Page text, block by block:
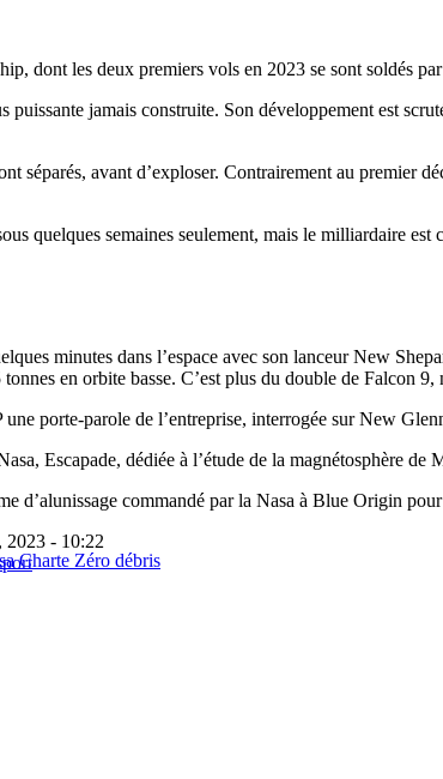
dont les deux premiers vols en 2023 se sont soldés
puissante jamais construite. Son développement est
séparés, avant d’exploser. Contrairement au premier
quelques semaines seulement, mais le milliardaire
minutes dans l’espace avec son lanceur New
en orbite basse. C’est plus du double de Falcon
une porte-parole de l’entreprise, interrogée sur New
Escapade, dédiée à l’étude de la magnétosphère de
d’alunissage commandé par la Nasa à Blue Origin
Charte Zéro débris
2023 - 10:22